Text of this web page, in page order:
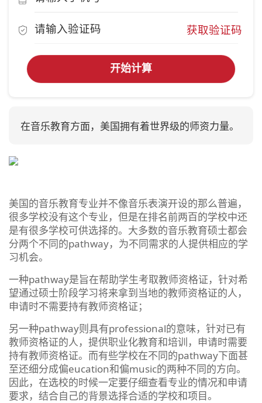
获取验证码
开始计算
在音乐教育方面，美国拥有着世界级的师资力量。
美国的音乐教育专业并不像音乐表演开设的那么普遍，
很多学校没有这个专业，但是在排名前两百的学校中还
是有很多学校可供选择的。大多数的音乐教育硕士都会
分两个不同的pathway，为不同需求的人提供相应的学
习机会。
一种pathway是旨在帮助学生考取教师资格证，针对希
望通过硕士阶段学习将来拿到当地的教师资格证的人，
申请时不需要持有教师资格证；
另一种pathway则具有professional的意味，针对已有
教师资格证的人，提供职业化教育和培训，申请时需要
持有教师资格证。而有些学校在不同的pathway下面甚
至还细分成偏eucation和偏music的两种不同的方向。
因此，在选校的时候一定要仔细查看专业的情况和申请
要求，结合自己的背景选择合适的学校和项目。